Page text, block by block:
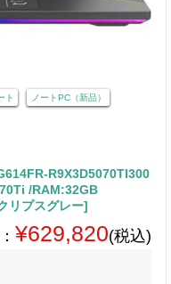
ト ノートPC（新品）
R9X3D5070TI300
/RAM:32GB
リプスグレー]
¥629,820(税込)